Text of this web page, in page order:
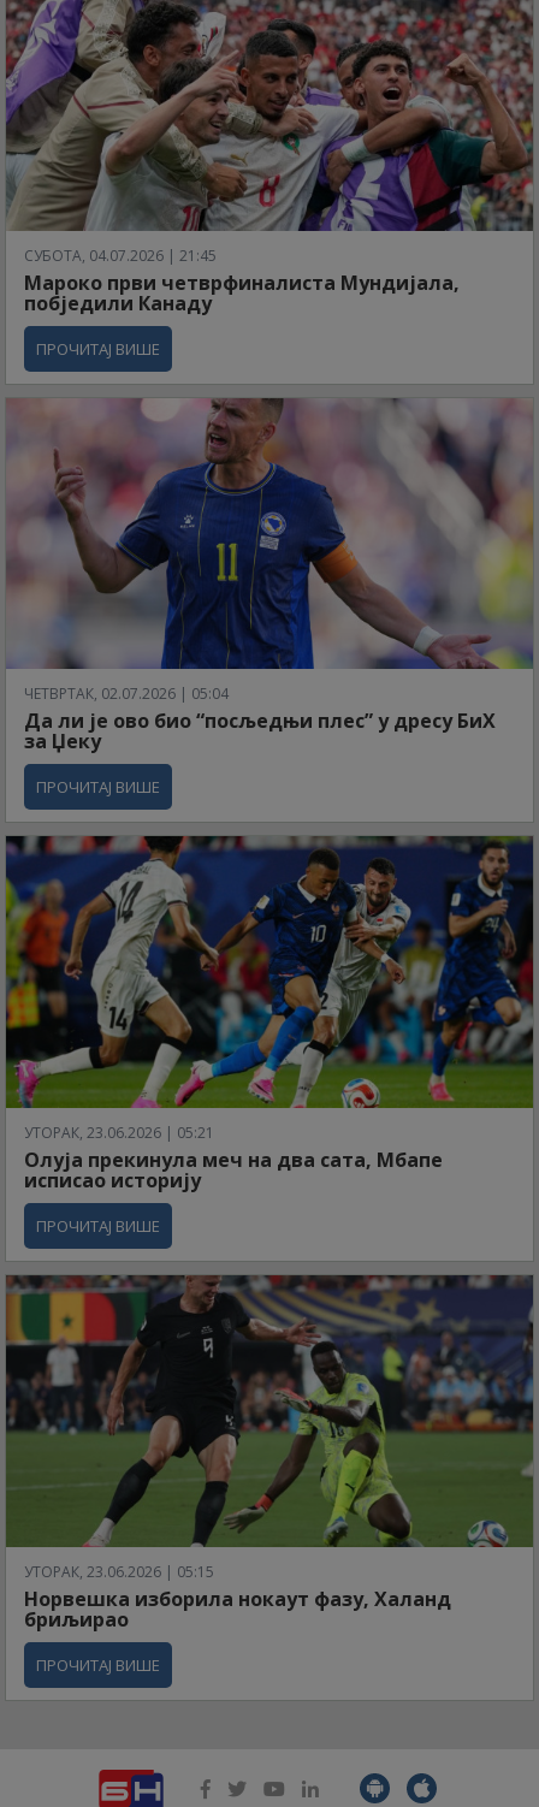
СУБОТА, 04.07.2026 | 21:45
Мароко први четврфиналиста Мундијала,
побједили Канаду
ПРОЧИТАЈ ВИШЕ
ЧЕТВРТАК, 02.07.2026 | 05:04
Да ли је ово био “посљедњи плес” у дресу БиХ
за Џеку
ПРОЧИТАЈ ВИШЕ
УТОРАК, 23.06.2026 | 05:21
Олуја прекинула меч на два сата, Мбапе
исписао историју
ПРОЧИТАЈ ВИШЕ
УТОРАК, 23.06.2026 | 05:15
Норвешка изборила нокаут фазу, Халанд
бриљирао
ПРОЧИТАЈ ВИШЕ